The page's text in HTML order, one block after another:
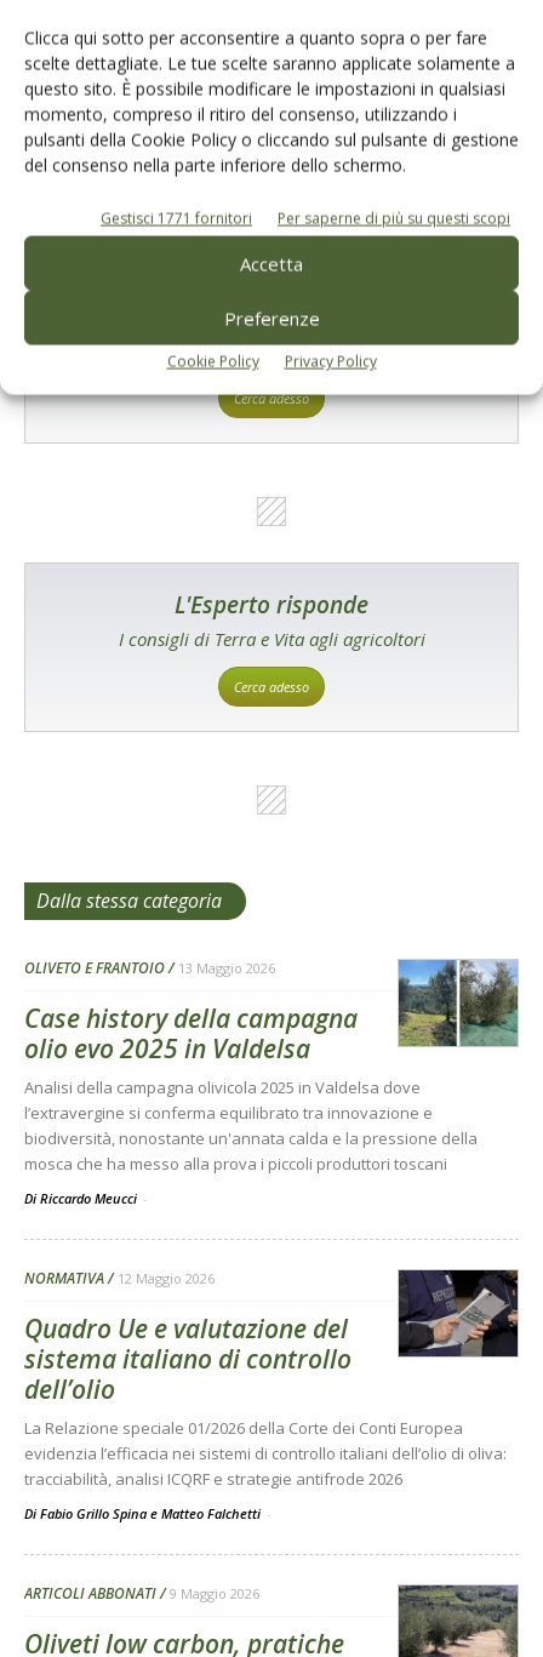
Clicca qui sotto per acconsentire a quanto sopra o per fare
scelte dettagliate. Le tue scelte saranno applicate solamente a
questo sito. È possibile modificare le impostazioni in qualsiasi
momento, compreso il ritiro del consenso, utilizzando i
pulsanti della Cookie Policy o cliccando sul pulsante di gestione
del consenso nella parte inferiore dello schermo.
Gestisci 1771 fornitori Per saperne di più su questi scopi
Accetta
Preferenze
Cookie Policy Privacy Policy
Tecniche, prodotti e servizi dalle aziende
Un modo semplice per cercare un'azienda o un
prodotto!
Cerca adesso
L'Esperto risponde
I consigli di Terra e Vita agli agricoltori
Cerca adesso
Dalla stessa categoria
OLIVETO E FRANTOIO 13 Maggio 2026
Case history della campagna
olio evo 2025 in Valdelsa
Analisi della campagna olivicola 2025 in Valdelsa dove
l’extravergine si conferma equilibrato tra innovazione e
biodiversità, nonostante un'annata calda e la pressione della
mosca che ha messo alla prova i piccoli produttori toscani
Di Riccardo Meucci -
NORMATIVA 12 Maggio 2026
Quadro Ue e valutazione del
sistema italiano di controllo
dell’olio
La Relazione speciale 01/2026 della Corte dei Conti Europea
evidenzia l’efficacia nei sistemi di controllo italiani dell’olio di oliva:
tracciabilità, analisi ICQRF e strategie antifrode 2026
Di Fabio Grillo Spina e Matteo Falchetti -
ARTICOLI ABBONATI 9 Maggio 2026
Oliveti low carbon, pratiche